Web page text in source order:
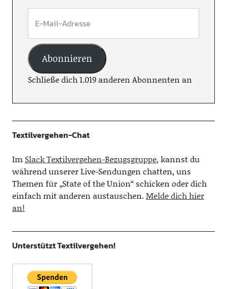
Abonnieren
Schließe dich 1.019 anderen Abonnenten an
Textilvergehen-Chat
Im Slack Textilvergehen-Bezugsgruppe, kannst du
während unserer Live-Sendungen chatten, uns
Themen für „State of the Union“ schicken oder dich
einfach mit anderen austauschen.Melde dich hier
an!
Unterstützt Textilvergehen!